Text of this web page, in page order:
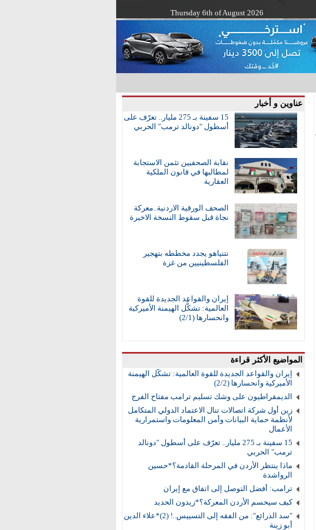
Thursday 6th of August 2026
عناوين و أخبار
15 سفينة بـ 275 مليار.. تعرّف على
أسطول "دونالد ترمب" الحربي
نقابة الصحفيين تثمن الاستجابة
لمطالبها في قانون الملكية
العقارية
الصحف الورقية الاردنية..معركة
نجاة قبل سقوط النسخة الاخيرة
نتنياهو يجدد مخططه بتهجير
الفلسطينيين من غزة
إيران والقواعد الجديدة للقوة
العالمية: تشكُّل الهيمنة الأميركية
وانحسارها (2/1)
المواضيع الأكثر قراءة
إيران والقواعد الجديدة للقوة العالمية: تشكُّل الهيمنة
الأميركية وانحسارها (2/2)
الديمقراطيون على وشك تسليم ترامب مفتاح الفرج
زين أول شركة اتصالات تنال الاعتماد الدولي المتكامل
لأنظمة حماية البيانات وأمن المعلومات واستمرارية
الأعمال
15 سفينة بـ 275 مليار.. تعرّف على أسطول "دونالد
ترمب" الحربي
ماذا ينتظر الأردن في المرحلة القادمة؟*حسين
الرواشدة
ترامب: أفضل التوصل إلى اتفاق مع إيران
كيف سيحسم الأردن المعركة؟*زيدون الحديد
"سد الذرائع": من الفقه إلى التسييس..! (2)*علاء الدين
أبو زينة